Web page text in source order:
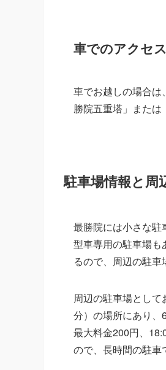
車でのアクセス
車でお越しの場合
勝院五重塔」または
駐車場情報と周
最勝院には小さな
型車専用の駐車場
るので、周辺の駐車
周辺の駐車場とし
分）の場所にあり
最大料金200円、
ので、長時間の駐車